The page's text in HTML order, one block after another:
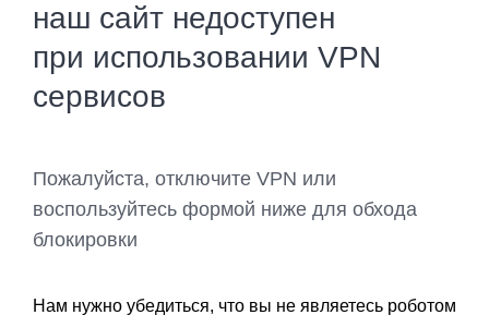
наш сайт недоступен
при использовании VPN
сервисов
Пожалуйста, отключите VPN или
воспользуйтесь формой ниже для обхода
блокировки
Нам нужно убедиться, что вы не являетесь роботом